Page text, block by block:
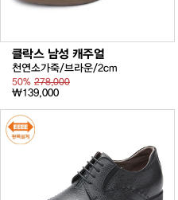
클락스 남성 캐주얼
천연소가죽/브라운/2cm
50% 278,000
₩139,000